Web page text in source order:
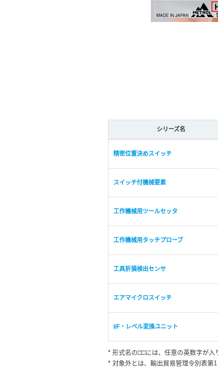
シリーズ名
精密位置決めスイッチ
スイッチ付機械要素
工作機械用ツールセッタ
工作機械用タッチプローブ
工具折損検出センサ
エアマイクロスイッチ
I/F・レベル変換ユニット
* 形式名の□□には、任意の英数字が入
* 対象外とは、輸出貿易管理令別表第